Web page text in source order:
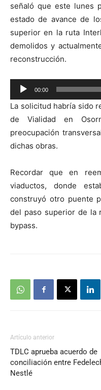
señaló que este lunes
estado de avance de
superior en la ruta
demolidos y
reconstrucción.
Reproductor
de
audio
00:00
La solicitud habría sido
de Vialidad en
preocupación
dichas obras.
Recordar que en
viaductos, donde
construyó otro puente
del paso superior de la
bypass.
Artículo anterior
TDLC aprueba acuerdo de
conciliación entre
Nestlé